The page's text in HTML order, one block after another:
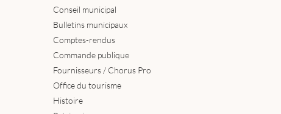
Conseil municipal
Bulletins municipaux
Comptes-rendus
Commande publique
Fournisseurs / Chorus Pro
Office du tourisme
Histoire